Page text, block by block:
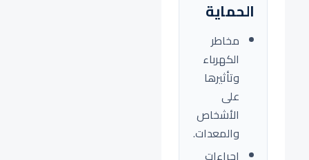
الحماية
مخاطر
الكهرباء
وتأثيرها
على
الأشخاص
والمعدات.
إجراءات